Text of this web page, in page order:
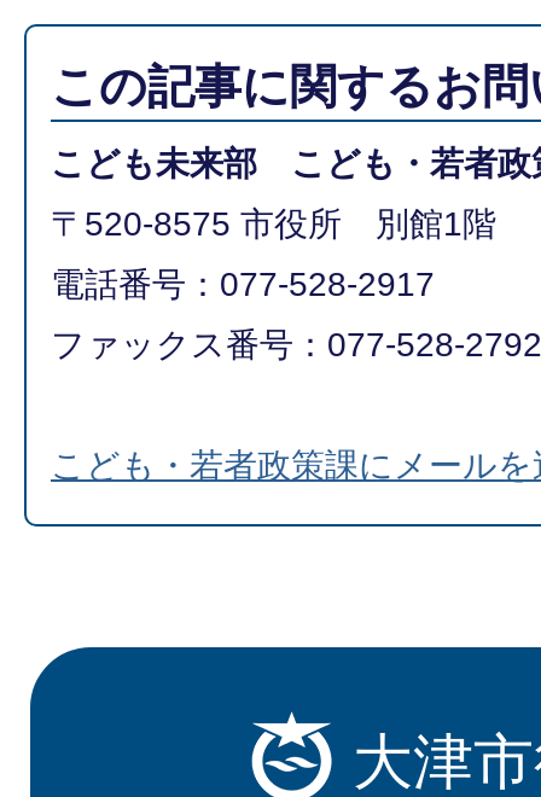
この記事に関するお
こども未来部 こども・若者
〒520-8575 市役所 別館1階
電話番号：077-528-2917
ファックス番号：077-528-2792
こども・若者政策課にメールを
大津